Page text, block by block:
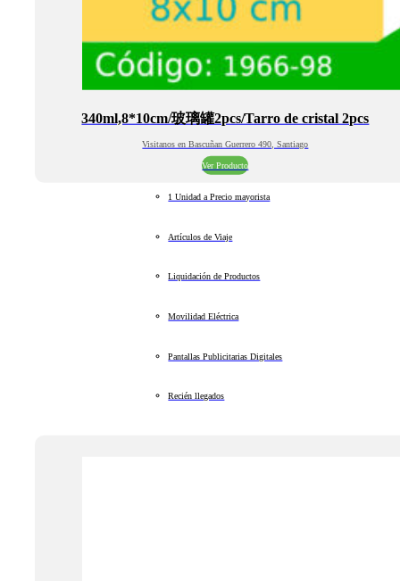
340ml,8*10cm/玻璃罐2pcs/Tarro de cristal 2pcs
Visitanos en Bascuñan Guerrero 490, Santiago
Ver Producto
1 Unidad a Precio mayorista
Artículos de Viaje
Liquidación de Productos
Movilidad Eléctrica
Pantallas Publicitarias Digitales
Recién llegados